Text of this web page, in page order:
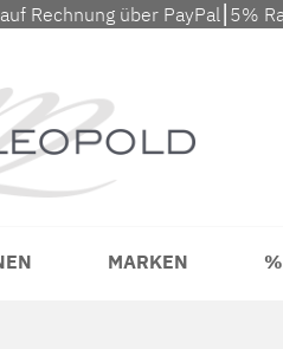
Rechnung über PayPal⎮5%
MARKEN